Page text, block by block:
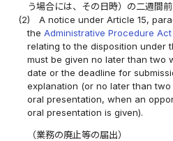
う場合には、その日時）の二週間
(2)
A notice under Article 15,
theAdministrative Procedure Act
relating to the disposition under
must be given no later than two
date or the deadline for
explanation (or no later than
oral presentation, when an
oral presentation is given).
（業務の廃止等の届出）